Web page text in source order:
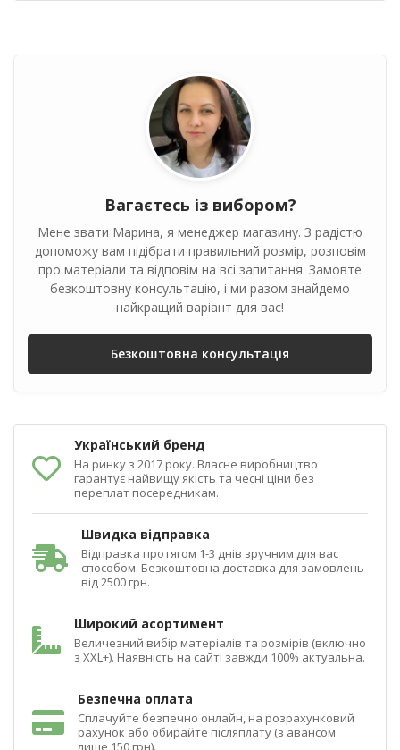
Вагаєтесь із вибором?
Мене звати Марина, я менеджер магазину. З радістю
допоможу вам підібрати правильний розмір, розповім
про матеріали та відповім на всі запитання. Замовте
безкоштовну консультацію, і ми разом знайдемо
найкращий варіант для вас!
Безкоштовна консультація
Український бренд
На ринку з 2017 року. Власне виробництво
гарантує найвищу якість та чесні ціни без
переплат посередникам.
Швидка відправка
Відправка протягом 1-3 днів зручним для вас
способом. Безкоштовна доставка для замовлень
від 2500 грн.
Широкий асортимент
Величезний вибір матеріалів та розмірів (включно
з XXL+). Наявність на сайті завжди 100% актуальна.
Безпечна оплата
Сплачуйте безпечно онлайн, на розрахунковий
рахунок або обирайте післяплату (з авансом
лише 150 грн).